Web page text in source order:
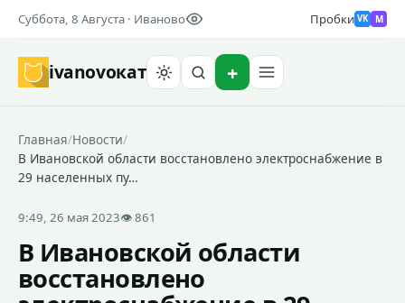
Суббота, 8 Августа · Иваново Пробки VK M
ivanovoкат
Главная/Новости/
В Ивановской области восстановлено электроснабжение в
29 населенных пу…
9:49, 26 мая 2023👁 861
В Ивановской области
восстановлено